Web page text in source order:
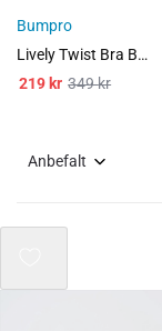
Bumpro
Lively Twist Bra Black
349kr
219 kr
Anbefalt